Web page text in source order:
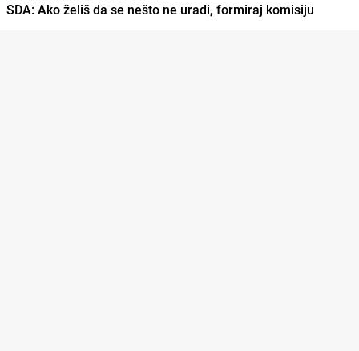
SDA: Ako želiš da se nešto ne uradi, formiraj komisiju